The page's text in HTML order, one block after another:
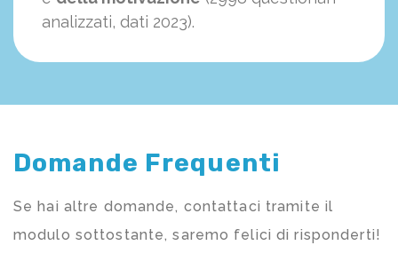
analizzati, dati 2023).
Domande Frequenti
Se hai altre domande, contattaci tramite il
modulo sottostante, saremo felici di risponderti!